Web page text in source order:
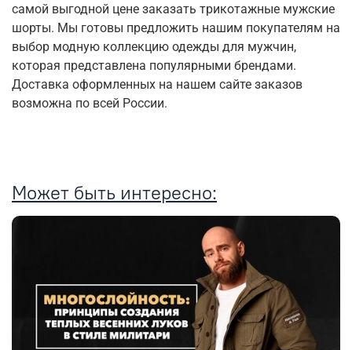
самой выгодной цене заказать трикотажные мужские
шорты. Мы готовы предложить нашим покупателям на
выбор модную коллекцию одежды для мужчин,
которая представлена популярными брендами.
Доставка оформленных на нашем сайте заказов
возможна по всей России.
Может быть интересно: